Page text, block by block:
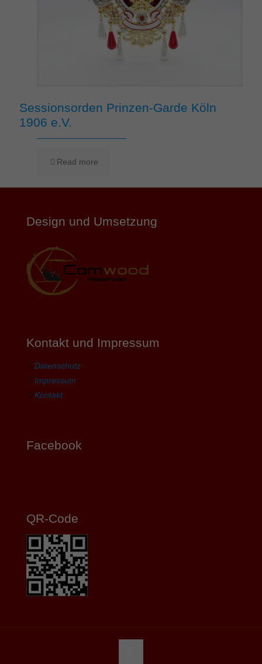
Sessionsorden Prinzen-Garde Köln
1906 e.V.
Read more
Design und Umsetzung
Kontakt und Impressum
Datenschutz
Impressum
Kontakt
Facebook
QR-Code